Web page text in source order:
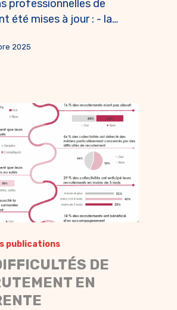
professionnelles de
été mises à jour : - la…
2025
publications
DE
EN